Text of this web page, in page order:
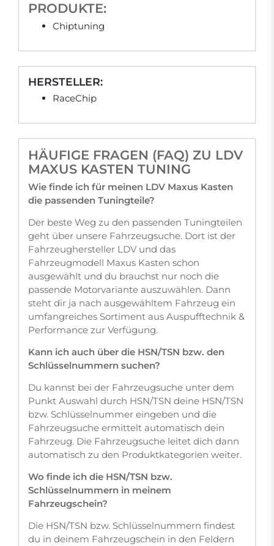
PRODUKTE:
Chiptuning
HERSTELLER:
RaceChip
HÄUFIGE FRAGEN (FAQ) ZU LDV
MAXUS KASTEN TUNING
Wie finde ich für meinen LDV Maxus Kasten
die passenden Tuningteile?
Der beste Weg zu den passenden Tuningteilen
geht über unsere Fahrzeugsuche. Dort ist der
Fahrzeughersteller LDV und das
Fahrzeugmodell Maxus Kasten schon
ausgewählt und du brauchst nur noch die
passende Motorvariante auszuwählen. Dann
steht dir ja nach ausgewähltem Fahrzeug ein
umfangreiches Sortiment aus Auspufftechnik &
Performance zur Verfügung.
Kann ich auch über die HSN/TSN bzw. den
Schlüsselnummern suchen?
Du kannst bei der Fahrzeugsuche unter dem
Punkt Auswahl durch HSN/TSN deine HSN/TSN
bzw. Schlüsselnummer eingeben und die
Fahrzeugsuche ermittelt automatisch dein
Fahrzeug. Die Fahrzeugsuche leitet dich dann
automatisch zu den Produktkategorien weiter.
Wo finde ich die HSN/TSN bzw.
Schlüsselnummern in meinem
Fahrzeugschein?
Die HSN/TSN bzw. Schlüsselnummern findest
du in deinem Fahrzeugschein in den Feldern